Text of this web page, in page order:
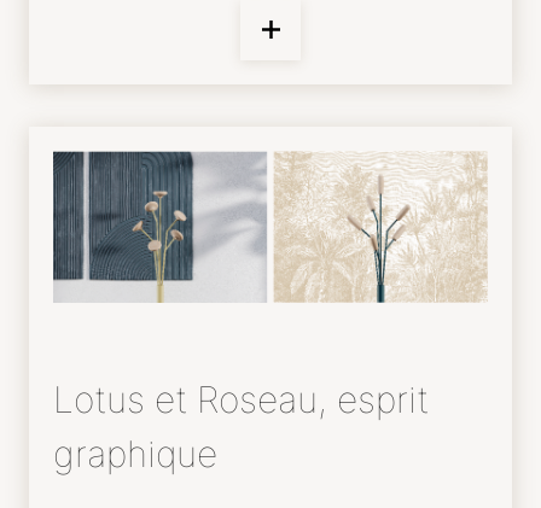
Lotus et Roseau, esprit
graphique